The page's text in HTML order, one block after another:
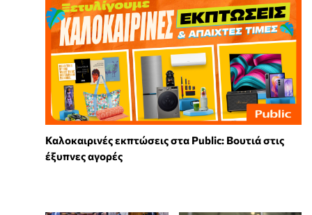
Καλοκαιρινές εκπτώσεις στα Public: Βουτιά στις
έξυπνες αγορές